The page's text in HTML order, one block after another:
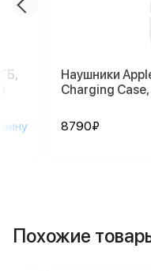
Наушники
Charging
8790₽
Похожие